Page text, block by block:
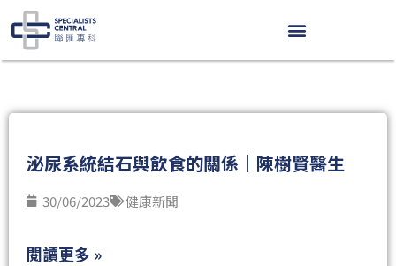
Skip
to
content
泌尿系統結石與飲食的關係｜陳樹賢醫生
30/06/2023 健康新聞
閱讀更多 »
g
g
g
g
g